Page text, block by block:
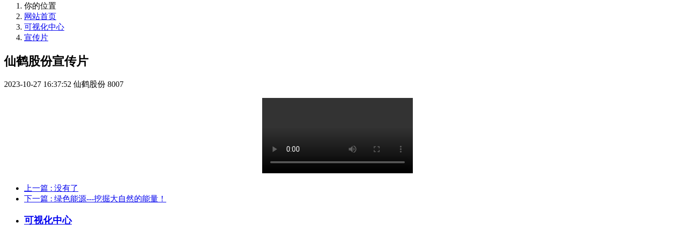
你的位置
网站首页
可视化中心
宣传片
仙鹤股份宣传片
2023-10-27 16:37:52 仙鹤股份 8007
上一篇 : 没有了
下一篇 : 绿色能源---挖掘大自然的能量！
可视化中心